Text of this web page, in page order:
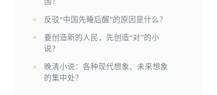
反驳“中国先睡后醒”的原因是什么？
要创造新的人民，先创造“对”的小
说？
晚清小说：各种现代想象、未来想象
的集中处？